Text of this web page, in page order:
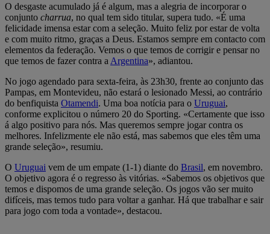
O desgaste acumulado já é algum, mas a alegria de incorporar o
conjunto charrua, no qual tem sido titular, supera tudo. «É uma
felicidade imensa estar com a seleção. Muito feliz por estar de volta
e com muito ritmo, graças a Deus. Estamos sempre em contacto com
elementos da federação. Vemos o que temos de corrigir e pensar no
que temos de fazer contra a Argentina», adiantou.
No jogo agendado para sexta-feira, às 23h30, frente ao conjunto das
Pampas, em Montevideu, não estará o lesionado Messi, ao contrário
do benfiquista Otamendi. Uma boa notícia para o Uruguai,
conforme explicitou o número 20 do Sporting. «Certamente que isso
á algo positivo para nós. Mas queremos sempre jogar contra os
melhores. Infelizmente ele não está, mas sabemos que eles têm uma
grande seleção», resumiu.
O Uruguai vem de um empate (1-1) diante do Brasil, em novembro.
O objetivo agora é o regresso às vitórias. «Sabemos os objetivos que
temos e dispomos de uma grande seleção. Os jogos vão ser muito
difíceis, mas temos tudo para voltar a ganhar. Há que trabalhar e sair
para jogo com toda a vontade», destacou.